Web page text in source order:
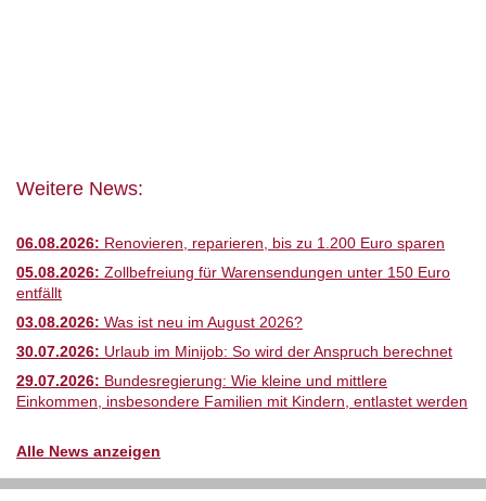
Weitere News:
06.08.2026: Renovieren, reparieren, bis zu 1.200 Euro sparen
05.08.2026: Zollbefreiung für Warensendungen unter 150 Euro
entfällt
03.08.2026: Was ist neu im August 2026?
30.07.2026: Urlaub im Minijob: So wird der Anspruch berechnet
29.07.2026: Bundesregierung: Wie kleine und mittlere
Einkommen, insbesondere Familien mit Kindern, entlastet werden
Alle News anzeigen